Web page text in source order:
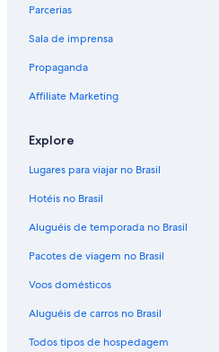
Parcerias
Sala de imprensa
Propaganda
Affiliate Marketing
Explore
Lugares para viajar no Brasil
Hotéis no Brasil
Aluguéis de temporada no Brasil
Pacotes de viagem no Brasil
Voos domésticos
Aluguéis de carros no Brasil
Todos tipos de hospedagem